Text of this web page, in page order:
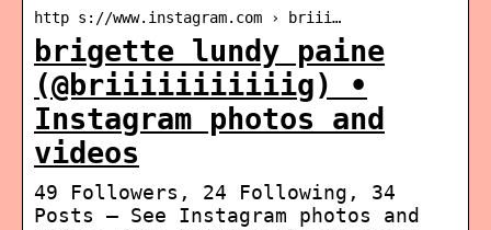
http s://www.instagram.com › briii…
brigette lundy paine
(@briiiiiiiiiiig) •
Instagram photos and
videos
49 Followers, 24 Following, 34
Posts – See Instagram photos and